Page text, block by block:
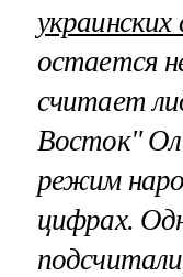
украинских
остается
считает
Восток"
режим
цифрах.